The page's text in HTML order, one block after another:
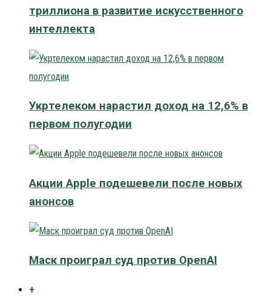
триллиона в развитие искусственного
интеллекта
Укртелеком нарастил доход на 12,6% в
первом полугодии
Акции Apple подешевели после новых
анонсов
Маск проиграл суд против OpenAI
+